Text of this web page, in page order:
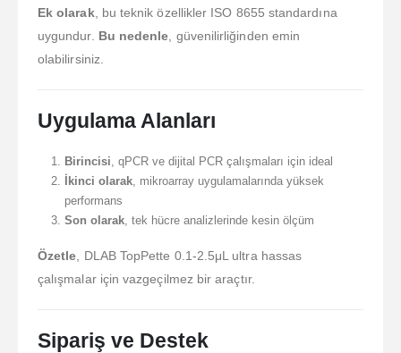
Ek olarak, bu teknik özellikler ISO 8655 standardına
uygundur. Bu nedenle, güvenilirliğinden emin
olabilirsiniz.
Uygulama Alanları
Birincisi, qPCR ve dijital PCR çalışmaları için ideal
İkinci olarak, mikroarray uygulamalarında yüksek
performans
Son olarak, tek hücre analizlerinde kesin ölçüm
Özetle , DLAB TopPette 0.1-2.5μL ultra hassas
çalışmalar için vazgeçilmez bir araçtır.
Sipariş ve Destek